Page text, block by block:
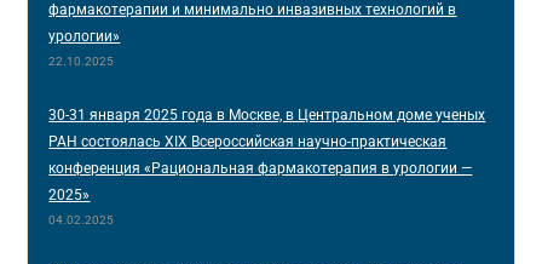
фармакотерапии и минимально инвазивных технологий в
урологии»
22.10.2025
30-31 января 2025 года в Москве, в Центральном доме ученых
РАН состоялась XIX Всероссийская научно-практическая
конференция «Рациональная фармакотерапия в урологии —
2025»
04.02.2025